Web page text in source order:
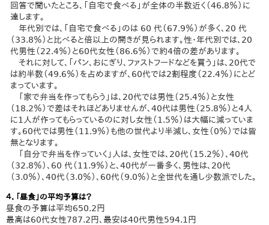
回答で聞いたところ、「自宅で食べる」が全体の半数近く（46.8％）に
達します。
年代別では、「自宅で食べる」のは 60 代（67.9％）が多く、20 代
（33.8％）と比べると倍以上の開きが見られます。性・年代別では、20
代男性（22.4％）と60代女性（86.6％）で約4倍の差があります。
それに対して、「パン、おにぎり、ファストフードなどを買う」は、20代で
は約半数（49.6％）を占めますが、60代では2割程度（22.4％）にとど
まっています。
「家で弁当を作ってもらう」は、20代では男性（25.4％）と女性
（18.2％）で差はそれほどありませんが、40代は男性（25.8％）と4人
に1人が作ってもらっているのに対し女性（1.5％）は大幅に減っていま
す。60代では男性（11.9％）も他の世代より半減し、女性（0％）では皆
無となります。
「自分で弁当を作っていく」人は、女性では、20代（15.2％）、40代
（32.8％）、60 代（11.9％）と、40代が一番多く、男性は、20代
（3.0％）、40代（3.0％）、60代（9.0％）と全世代を通し少数派でした。
４．「昼食」の平均予算は？
昼食の予算は平均650.2円
最高は60代女性787.2円、最安は40代男性594.1円